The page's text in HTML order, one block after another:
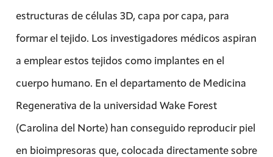
estructuras de células 3D, capa por capa, para
formar el tejido. Los investigadores médicos aspiran
a emplear estos tejidos como implantes en el
cuerpo humano. En el departamento de Medicina
Regenerativa de la universidad Wake Forest
(Carolina del Norte) han conseguido reproducir piel
en bioimpresoras que, colocada directamente sobre